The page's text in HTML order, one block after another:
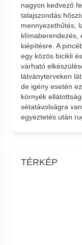
nagyon kedvező
talajszondás
mennyezethűtés,
klímaberendezés,
kiépítésre. A
egy közös bicikli
várható
látványterveken
de igény esetén
környék
sétatávolságra
egyeztetés után
TÉRKÉP